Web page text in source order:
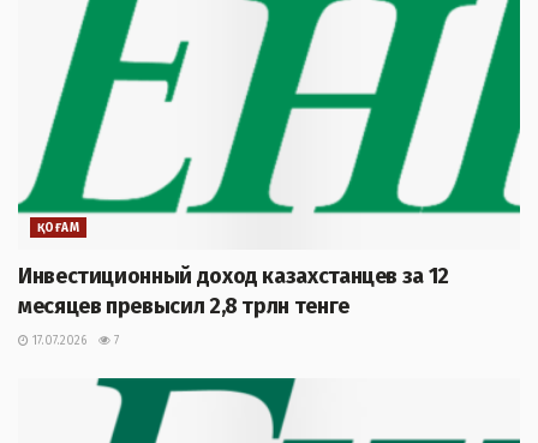
ҚОҒАМ
Инвестиционный доход казахстанцев за 12
месяцев превысил 2,8 трлн тенге
17.07.2026 7